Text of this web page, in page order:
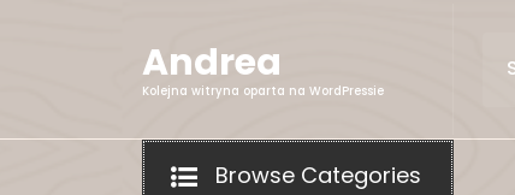
Andrea
Kolejna witryna oparta na WordPressie
Browse Categories